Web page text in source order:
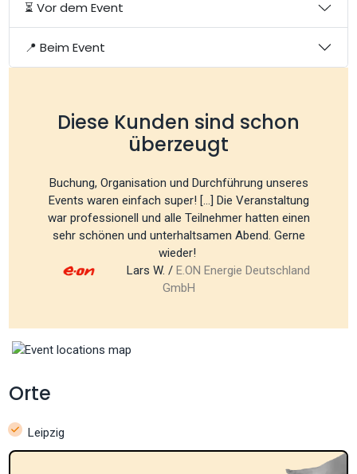
⏳ Vor dem Event
📍 Beim Event
Diese Kunden sind schon
überzeugt
Buchung, Organisation und Durchführung unseres
Events waren einfach super! [...] Die Veranstaltung
war professionell und alle Teilnehmer hatten einen
sehr schönen und unterhaltsamen Abend. Gerne
wieder!
Lars W. / E.ON Energie Deutschland
GmbH
Orte
Leipzig